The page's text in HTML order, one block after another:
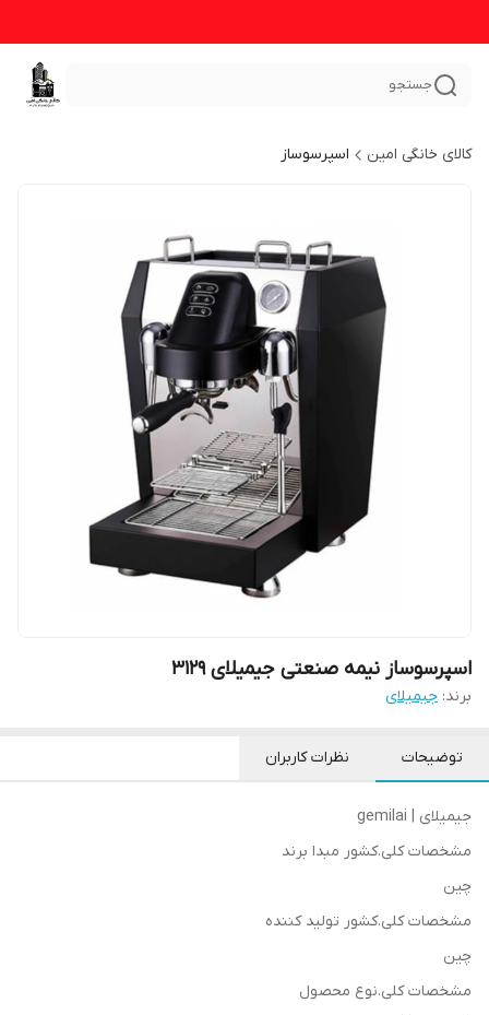
جستجو
کالای خانگی امین اسپرسوساز
اسپرسوساز نیمه صنعتی جیمیلای 3129
برند: جیمیلای
توضیحات نظرات کاربران
جیمیلای | gemilai
مشخصات کلی.کشور مبدا برند
چین
مشخصات کلی.کشور تولید کننده
چین
مشخصات کلی.نوع محصول